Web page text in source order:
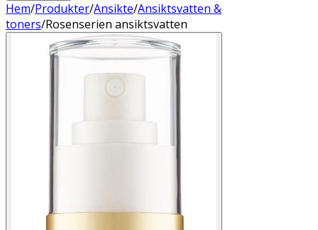
Hem/Produkter/Ansikte/Ansiktsvatten &
toners/Rosenserien ansiktsvatten